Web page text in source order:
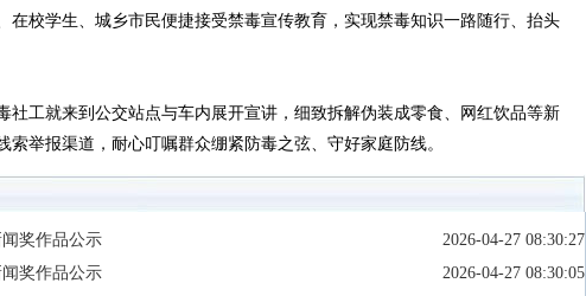
校学生、城乡市民便捷接受禁毒宣传教育，实现禁毒知识一路随行、抬头
工就来到公交站点与车内展开宣讲，细致拆解伪装成零食、网红饮品等新
举报渠道，耐心叮嘱群众绷紧防毒之弦、守好家庭防线。
奖作品公示
2026-04-27 08:30:27
奖作品公示
2026-04-27 08:30:05